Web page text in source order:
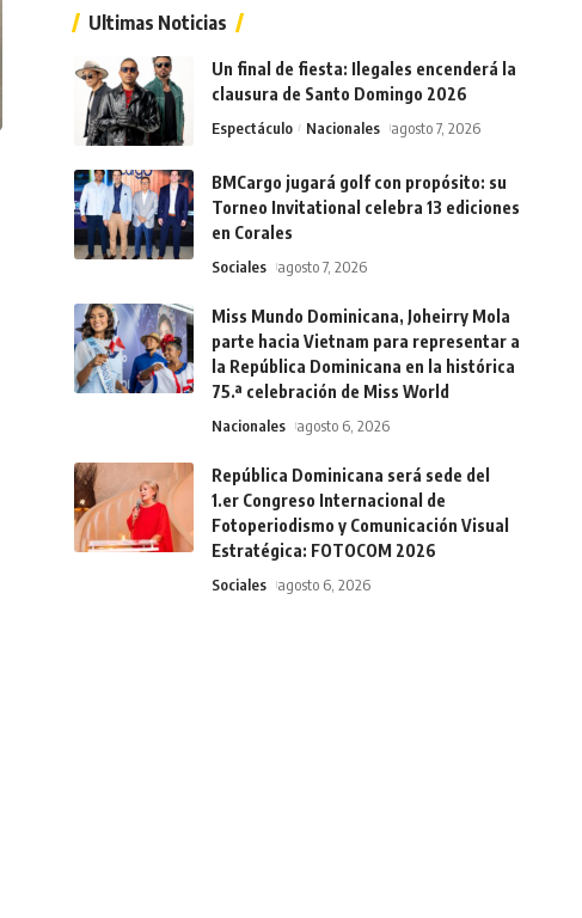
Ultimas Noticias
Un final de fiesta: Ilegales encenderá la
clausura de Santo Domingo 2026
Espectáculo Nacionales agosto 7, 2026
BMCargo jugará golf con propósito: su
Torneo Invitational celebra 13 ediciones
en Corales
Sociales agosto 7, 2026
Miss Mundo Dominicana, Joheirry Mola
parte hacia Vietnam para representar a
la República Dominicana en la histórica
75.ª celebración de Miss World
Nacionales agosto 6, 2026
República Dominicana será sede del
1.er Congreso Internacional de
Fotoperiodismo y Comunicación Visual
Estratégica: FOTOCOM 2026
Sociales agosto 6, 2026